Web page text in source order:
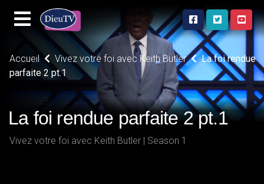
Accueil Vivez votre foi avec Keith Butler
La foi rendue
parfaite 2 pt.1
La foi rendue parfaite 2 pt.1
Vivez votre foi avec Keith Butler | Season 1